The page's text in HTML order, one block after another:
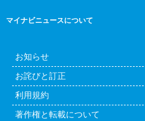
マイナビニュースについて
お知らせ
お詫びと訂正
利用規約
著作権と転載について